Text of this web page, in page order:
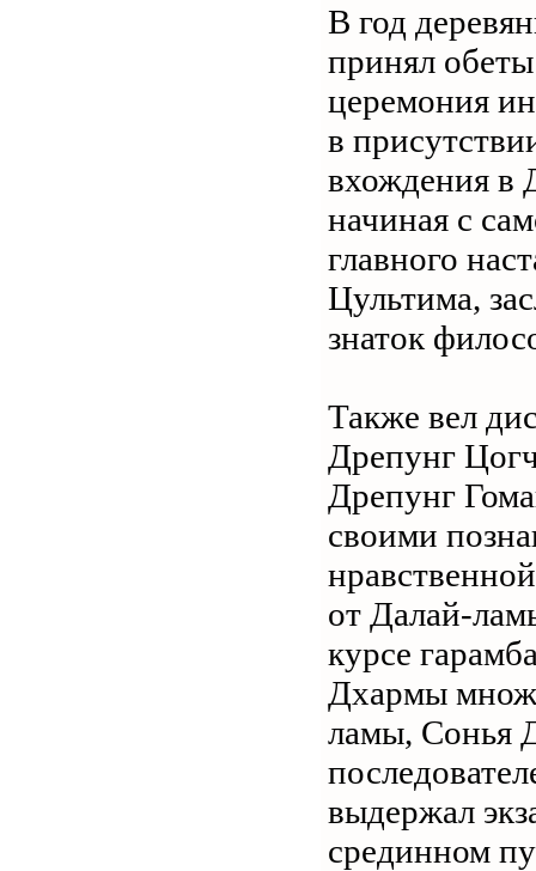
В год
принял
церемония
в
вхождения в
начиная с
главного
Цультима,
знаток
Также вел
Дрепунг
Дрепунг
своими
от Далай-
курсе
Дхармы
ламы, Сонья
выдержал
срединном